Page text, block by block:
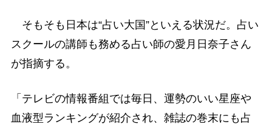
そもそも日本は“占い大国”といえる状況だ。占い
スクールの講師も務める占い師の愛月日奈子さん
が指摘する。
「テレビの情報番組では毎日、運勢のいい星座や
血液型ランキングが紹介され、雑誌の巻末にも占